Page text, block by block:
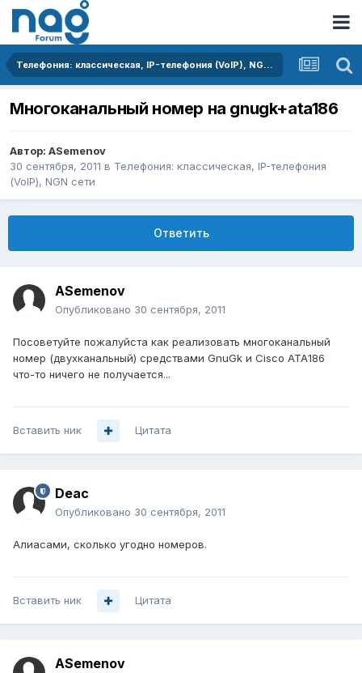
Телефония: классическая, IP-телефония (VoIP), NGN сети
Многоканальный номер на gnugk+ata186
Автор: ASemenov
30 сентября, 2011 в Телефония: классическая, IP-телефония
(VoIP), NGN сети
Ответить
ASemenov
Опубликовано 30 сентября, 2011
Посоветуйте пожалуйста как реализовать многоканальный
номер (двухканальный) средствами GnuGk и Cisco ATA186
что-то ничего не получается...
Вставить ник Цитата
Deac
Опубликовано 30 сентября, 2011
Алиасами, сколько угодно номеров.
Вставить ник Цитата
ASemenov